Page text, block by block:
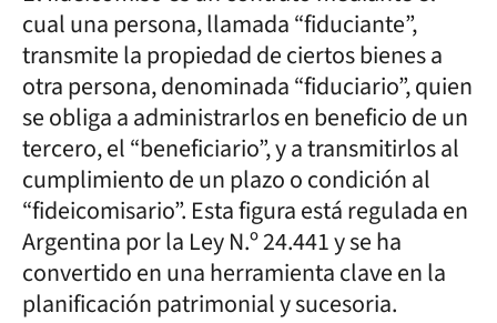
cual una persona, llamada “fiduciante”,
transmite la propiedad de ciertos bienes a
otra persona, denominada “fiduciario”, quien
se obliga a administrarlos en beneficio de un
tercero, el “beneficiario”, y a transmitirlos al
cumplimiento de un plazo o condición al
“fideicomisario”. Esta figura está regulada en
Argentina por la Ley N.º 24.441 y se ha
convertido en una herramienta clave en la
planificación patrimonial y sucesoria.